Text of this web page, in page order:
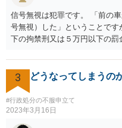
信号無視は犯罪です。 「前の
号無視）した」ということで
下の拘禁刑又は５万円以下の
ようとしまいと現行犯逮捕で
いと逮捕する」というのは、
科になる）にできるが、認め
反則金があっても前科にならな
す。 あなたはこの警察官を非
とです。 警察官の「こんな事
3 どうなってしまうの
#行政処分の不服申立て
2023年3月16日